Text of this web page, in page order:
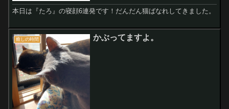
本日は『たろ』の寝顔6連発です！だんだん猫ばなれしてきました。
癒しの時間 かぶってますよ。